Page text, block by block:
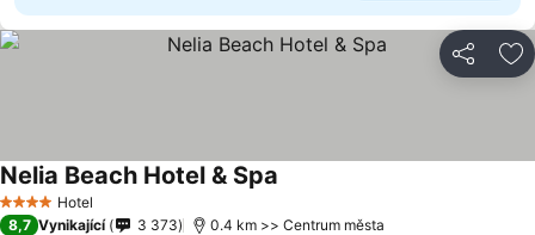
Sdílet
4 Počet hvězdiček
Hotel
Nelia Beach Hotel & Spa
8,7 Vynikající 3 373 0.4 km >> Centrum města